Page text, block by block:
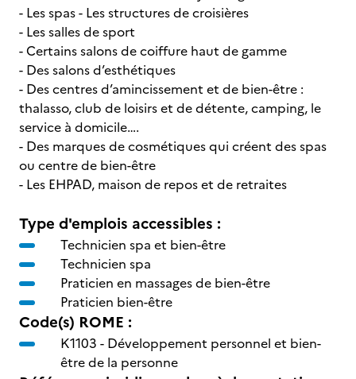
- Les spas - Les structures de croisières
- Les salles de sport
- Certains salons de coiffure haut de gamme
- Des salons d’esthétiques
- Des centres d’amincissement et de bien-être :
thalasso, club de loisirs et de détente, camping, le
service à domicile….
- Des marques de cosmétiques qui créent des spas
ou centre de bien-être
- Les EHPAD, maison de repos et de retraites
Type d'emplois accessibles :
Technicien spa et bien-être
Technicien spa
Praticien en massages de bien-être
Praticien bien-être
Code(s) ROME :
K1103 - Développement personnel et bien-
être de la personne